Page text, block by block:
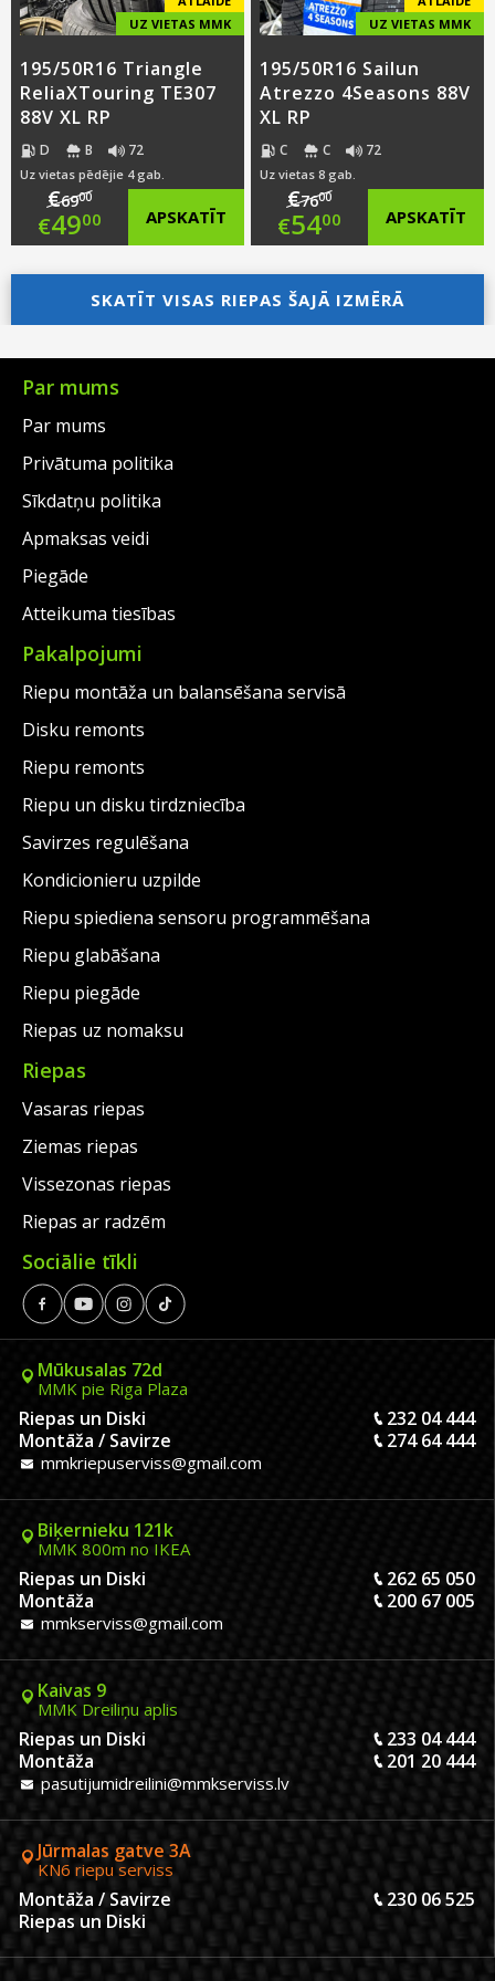
UZ VIETAS MMK
195/50R16 Triangle
ReliaXTouring TE307
88V XL RP
D B 72
Uz vietas pēdējie 4 gab.
€6900
Original
price
was:
€69.00.
€4900
Current
price
is:
€49.00.
APSKATĪT
UZ VIETAS MMK
195/50R16 Sailun
Atrezzo 4Seasons 88V
XL RP
C C 72
Uz vietas 8 gab.
€7600
Original
price
was:
€76.00.
€5400
Current
price
is:
APSKATĪT
SKATĪT VISAS RIEPAS ŠAJĀ IZMĒRĀ
Par mums
Par mums
Privātuma politika
Sīkdatņu politika
Apmaksas veidi
Piegāde
Atteikuma tiesības
Pakalpojumi
Riepu montāža un balansēšana servisā
Disku remonts
Riepu remonts
Riepu un disku tirdzniecība
Savirzes regulēšana
Kondicionieru uzpilde
Riepu spiediena sensoru programmēšana
Riepu glabāšana
Riepu piegāde
Riepas uz nomaksu
Riepas
Vasaras riepas
Ziemas riepas
Vissezonas riepas
Riepas ar radzēm
Sociālie tīkli
Mūkusalas 72d
MMK pie Riga Plaza
Riepas un Diski
232 04 444
Montāža / Savirze
274 64 444
mmkriepuserviss@gmail.com
Biķernieku 121k
MMK 800m no IKEA
Riepas un Diski
262 65 050
Montāža
200 67 005
mmkserviss@gmail.com
Kaivas 9
MMK Dreiliņu aplis
Riepas un Diski
233 04 444
Montāža
201 20 444
pasutijumidreilini@mmkserviss.lv
Jūrmalas gatve 3A
KN6 riepu serviss
Montāža / Savirze
230 06 525
Riepas un Diski